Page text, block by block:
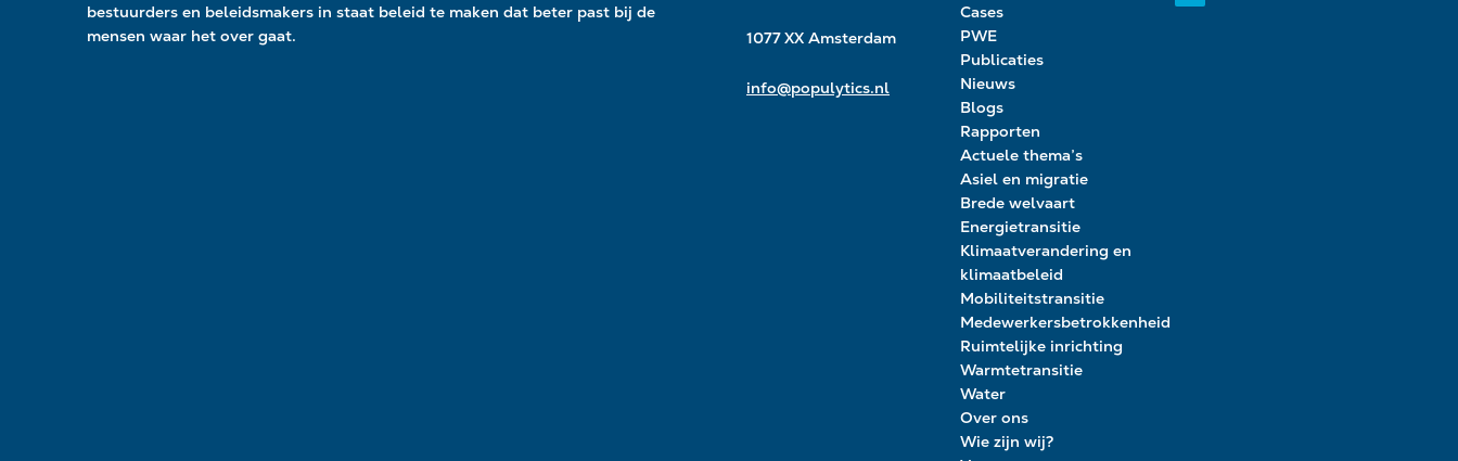
bestuurders en beleidsmakers in staat beleid te maken dat beter past bij de
mensen waar het over gaat.
1077 XX Amsterdam
info@populytics.nl
Cases
PWE
Publicaties
Nieuws
Blogs
Rapporten
Actuele thema’s
Asiel en migratie
Brede welvaart
Energietransitie
Klimaatverandering en
klimaatbeleid
Mobiliteitstransitie
Medewerkersbetrokkenheid
Ruimtelijke inrichting
Warmtetransitie
Water
Over ons
Wie zijn wij?